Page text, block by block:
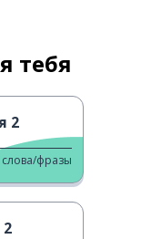
тебя
2
слова/фразы